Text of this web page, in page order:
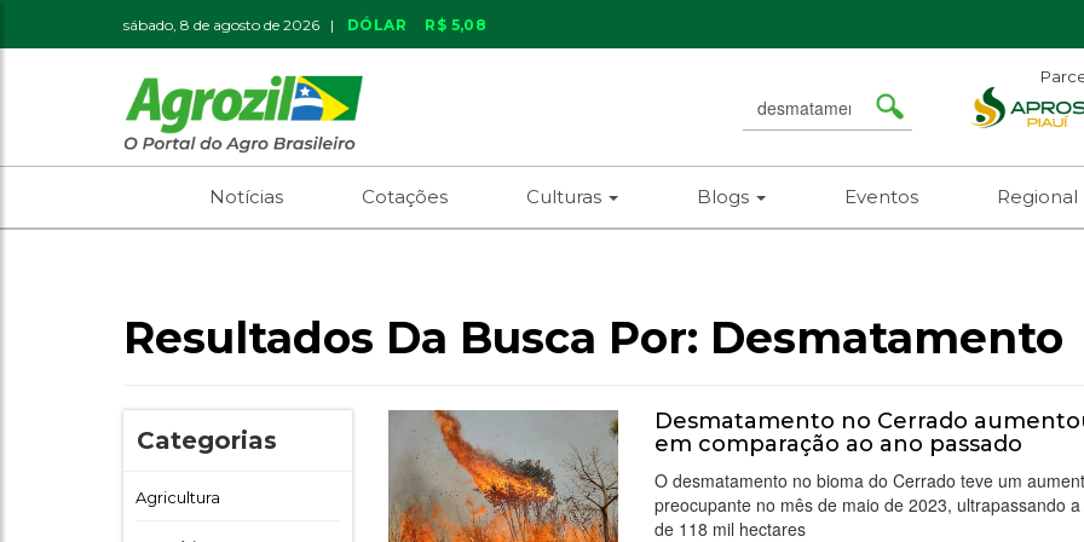
sábado, 8 de agosto de 2026 | DÓLAR R$ 5,08
Search
for
Notícias Cotações Culturas Blogs Eventos Regional
Resultados Da Busca Por: Desmatamento
Categorias
Agricultura
Desmatamento no Cerrado
em comparação ao ano passado
O desmatamento no bioma do Cerrado teve um
preocupante no mês de maio de 2023, ultrapassando
de 118 mil hectares